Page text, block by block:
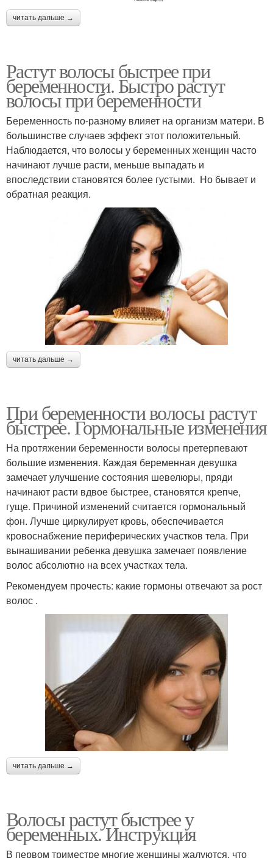
читать дальше →
Растут волосы быстрее при
беременности. Быстро растут
волосы при беременности
Беременность по-разному влияет на организм матери. В
большинстве случаев эффект этот положительный.
Наблюдается, что волосы у беременных женщин часто
начинают лучше расти, меньше выпадать и
впоследствии становятся более густыми. Но бывает и
обратная реакция.
читать дальше →
При беременности волосы растут
быстрее. Гормональные изменения
На протяжении беременности волосы претерпевают
большие изменения. Каждая беременная девушка
замечает улучшение состояния шевелюры, пряди
начинают расти вдвое быстрее, становятся крепче,
гуще. Причиной изменений считается гормональный
фон. Лучше циркулирует кровь, обеспечивается
кровоснабжение периферических участков тела. При
вынашивании ребенка девушка замечает появление
волос абсолютно на всех участках тела.
Рекомендуем прочесть: какие гормоны отвечают за рост
волос .
читать дальше →
Волосы растут быстрее у
беременных. Инструкция
В первом триместре многие женщины жалуются, что